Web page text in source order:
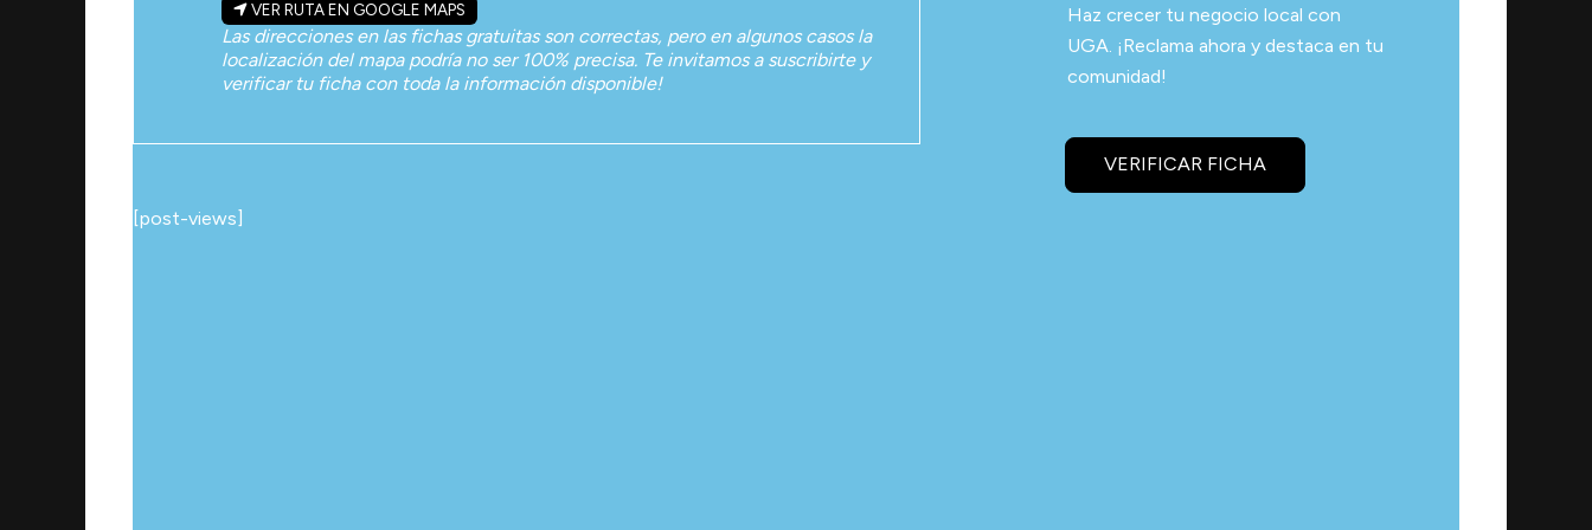
VER RUTA EN GOOGLE MAPS
Las direcciones en las fichas gratuitas son correctas, pero en algunos casos la
localización del mapa podría no ser 100% precisa. Te invitamos a suscribirte y
verificar tu ficha con toda la información disponible!
[post-views]
Haz crecer tu negocio local con
UGA. ¡Reclama ahora y destaca en tu
comunidad!
VERIFICAR FICHA